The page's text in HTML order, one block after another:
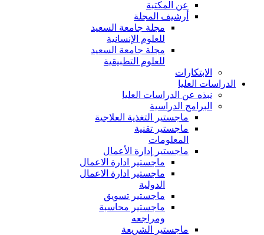
عن المكتبة
أرشيف المجلة
مجلة جامعة السعيد
للعلوم الإنسانية
مجلة جامعة السعيد
للعلوم التطبيقية
الابتكارات
الدراسات العليا
نبذه عن الدراسات العليا
البرامج الدراسية
ماجستير التغذية العلاجية
ماجستير تقنية
المعلومات
ماجستير إدارة الأعمال
ماجستير ادارة الاعمال
ماجستير ادارة الاعمال
الدولية
ماجستير تسويق
ماجستير محاسبة
ومراجعه
ماجستير الشريعة